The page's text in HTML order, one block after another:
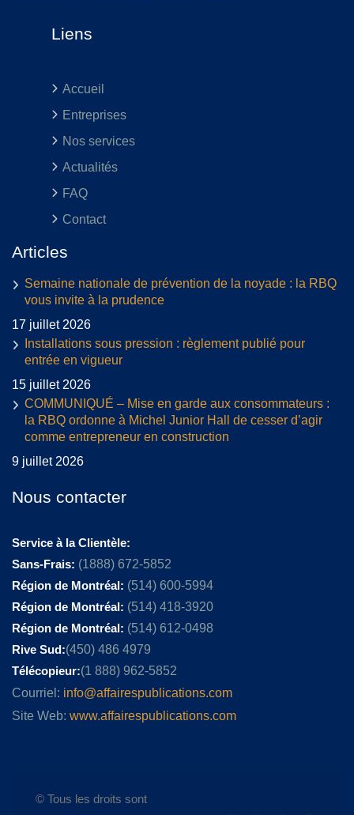
Liens
Accueil
Entreprises
Nos services
Actualités
FAQ
Contact
Articles
Semaine nationale de prévention de la noyade : la RBQ
vous invite à la prudence
17 juillet 2026
Installations sous pression : règlement publié pour
entrée en vigueur
15 juillet 2026
COMMUNIQUÉ – Mise en garde aux consommateurs :
la RBQ ordonne à Michel Junior Hall de cesser d’agir
comme entrepreneur en construction
9 juillet 2026
Nous contacter
Service à la Clientèle:
Sans-Frais: (1888) 672-5852
Région de Montréal: (514) 600-5994
Région de Montréal: (514) 418-3920
Région de Montréal: (514) 612-0498
Rive Sud:(450) 486 4979
Télécopieur:(1 888) 962-5852
Courriel: info@affairespublications.com
Site Web: www.affairespublications.com
© Tous les droits sont